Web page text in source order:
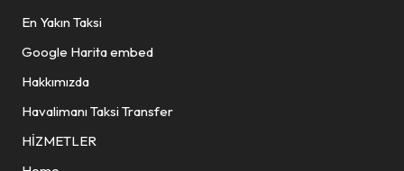
En Yakın Taksi
Google Harita embed
Hakkımızda
Havalimanı Taksi Transfer
HİZMETLER